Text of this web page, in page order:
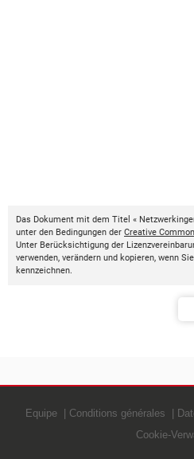
Das Dokument mit dem Titel «
unter den Bedingungen der Creative
Unter Berücksichtigung der
verwenden, verändern und kopieren, wenn
kennzeichnen.
Equipe Conditions générales
Cookie-